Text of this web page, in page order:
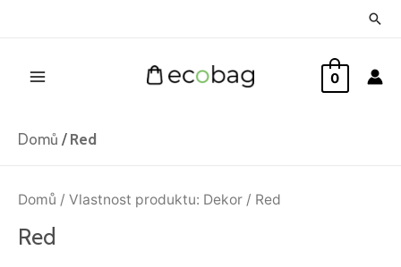
0
Domů / Red
Domů / Vlastnost produktu: Dekor / Red
Red
nejnovějších